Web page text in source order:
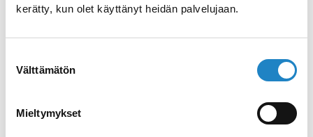
kerätty, kun olet käyttänyt heidän palvelujaan.
valinta
Välttämätön
Mieltymykset
designed by architect Arto Sipinen in 1986.
library, facilities for meeting and musical